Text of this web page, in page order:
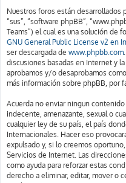
Nuestros foros están desarrollados
“sus”, “software phpBB”,
Teams”) el cual es una solución de
GNU General Public License v2 en
ser descargada de www.phpbb.com
discusiones basadas en Internet y
aprobamos y/o desaprobamos
más información sobre phpBB, por
Acuerda no enviar ningun
indecente, amenazante, sexual o
cualquier ley de su país, el país
Internacionales. Hacer eso
expulsado y, si lo creemos
Servicios de Internet. Las
como ayuda para reforzar estas
derecho a eliminar, editar, mover o